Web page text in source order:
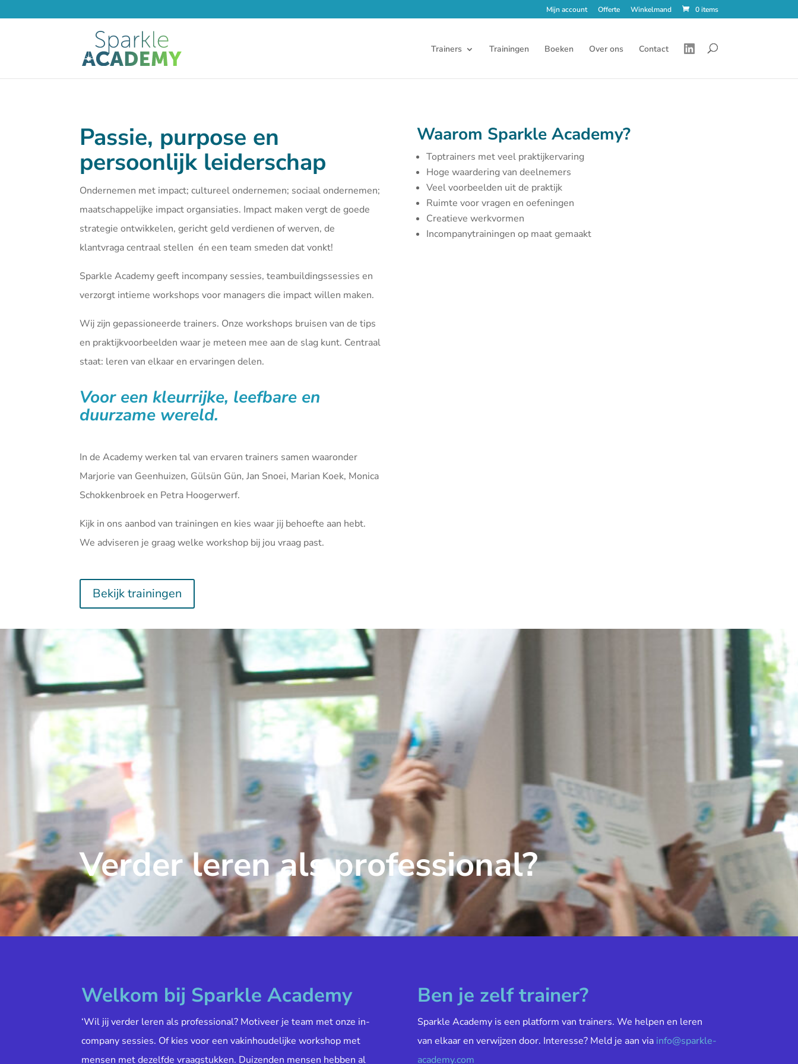
Mijn account Offerte Winkelmand 0 items
Trainers Trainingen Boeken Over ons Contact
Passie, purpose en
persoonlijk leiderschap
Ondernemen met impact; cultureel ondernemen; sociaal ondernemen;
maatschappelijke impact organsiaties. Impact maken vergt de goede
strategie ontwikkelen, gericht geld verdienen of werven, de
klantvraga centraal stellen én een team smeden dat vonkt!
Sparkle Academy geeft incompany sessies, teambuildingssessies en
verzorgt intieme workshops voor managers die impact willen maken.
Wij zijn gepassioneerde trainers. Onze workshops bruisen van de tips
en praktijkvoorbeelden waar je meteen mee aan de slag kunt. Centraal
staat: leren van elkaar en ervaringen delen.
Voor een kleurrijke, leefbare en
duurzame wereld.
In de Academy werken tal van ervaren trainers samen waaronder
Marjorie van Geenhuizen, Gülsün Gün, Jan Snoei, Marian Koek, Monica
Schokkenbroek en Petra Hoogerwerf.
Kijk in ons aanbod vantrainingen en kies waar jij behoefte aan hebt.
We adviseren je graag welke workshop bij jou vraag past.
Bekijk trainingen
Waarom Sparkle Academy?
Toptrainers met veel praktijkervaring
Hoge waardering van deelnemers
Veel voorbeelden uit de praktijk
Ruimte voor vragen en oefeningen
Creatieve werkvormen
Incompanytrainingen op maat gemaakt
Verder leren als professional?
Welkom bij Sparkle Academy
‘Wil jij verder leren als professional? Motiveer je team met onze in-
company sessies. Of kies voor een vakinhoudelijke workshop met
mensen met dezelfde vraagstukken. Duizenden mensen hebben al
Ben je zelf trainer?
Sparkle Academy is een platform van trainers. We helpen en leren
van elkaar en verwijzen door. Interesse? Meld je aan via info@sparkle-
academy.com